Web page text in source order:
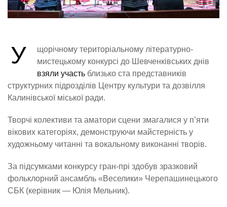
У
щорічному територіальному літературно-
мистецькому конкурсі до Шевченківських днів
взяли участь близько ста представників
структурних підрозділів Центру культури та дозвілля
Калинівської міської ради.
Творчі колективи та аматори сцени змагалися у п’яти
вікових категоріях, демонструючи майстерність у
художньому читанні та вокальному виконанні творів.
За підсумками конкурсу гран-прі здобув зразковий
фольклорний ансамбль «Веселики» Черепашинецького
СБК (керівник — Юлія Мельник).